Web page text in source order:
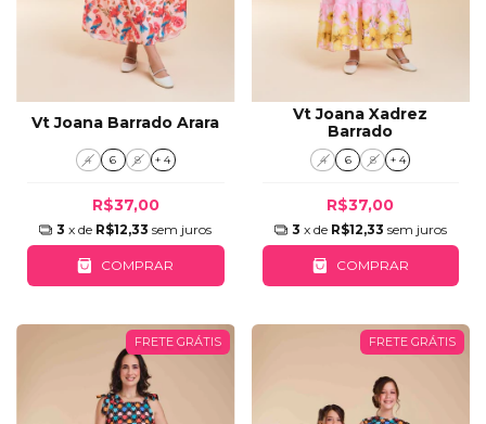
Vt Joana Barrado Arara
4 6 8 + 4
R$37,00
3 x de R$12,33 sem juros
COMPRAR
Vt Joana Xadrez
Barrado
4 6 8 + 4
R$37,00
3 x de R$12,33 sem juros
COMPRAR
FRETE GRÁTIS FRETE GRÁTIS